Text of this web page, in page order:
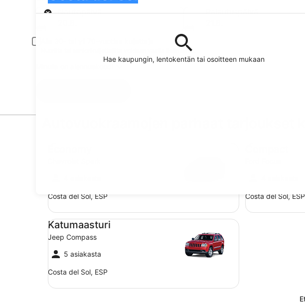
Hae kaupungin, lentokentän tai osoitteen mukaan
Nouto
Noutopäivä
Palautuspäivä
Nuorilta tai seniorikuljettajilta voidaan vaatia lisämaksu.
Autovuokraamojen parhaat tarjoukset
Costa del Sol, ESP Costa del Sol, ESP
Katumaasturi
Jeep Compass
5 asiakasta
Costa del Sol, ESP
Katumaasturi Jeep Compass